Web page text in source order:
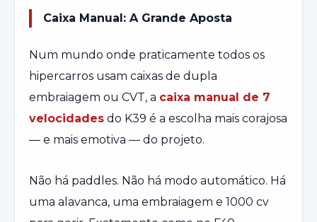
Caixa Manual: A Grande Aposta
Num mundo onde praticamente todos os
hipercarros usam caixas de dupla
embraiagem ou CVT, a caixa manual de 7
velocidades do K39 é a escolha mais corajosa
— e mais emotiva — do projeto.
Não há paddles. Não há modo automático. Há
uma alavanca, uma embraiagem e 1000 cv